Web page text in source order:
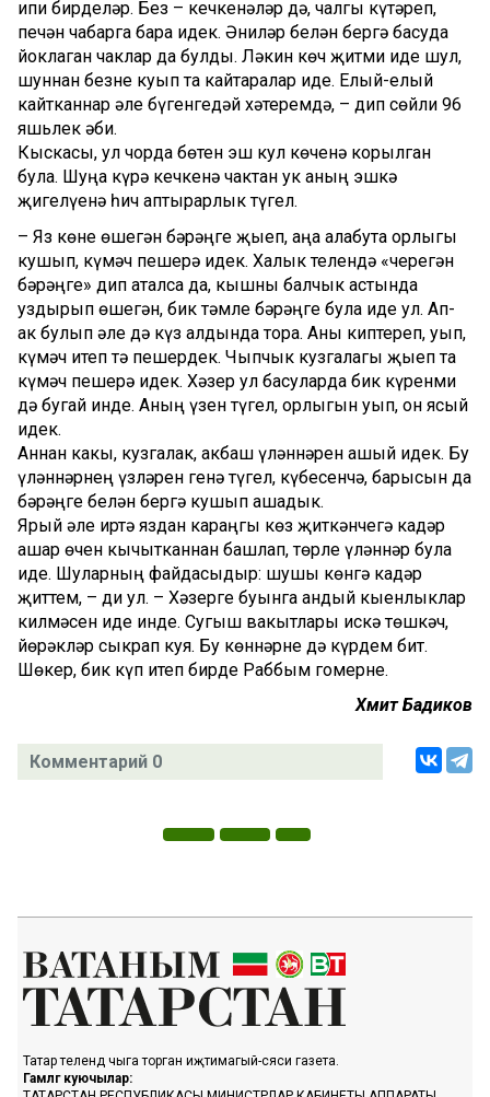
ипи бирделәр. Без – кечкенәләр дә, чалгы күтәреп,
печән чабарга бара идек. Әниләр белән бергә басуда
йоклаган чаклар да булды. Ләкин көч җитми иде шул,
шуннан безне куып та кайтаралар иде. Елый-елый
кайтканнар әле бүгенгедәй хәтеремдә, – дип сөйли 96
яшьлек әби.
Кыскасы, ул чорда бөтен эш кул көченә корылган
була. Шуңа күрә кечкенә чактан ук аның эшкә
җигелүенә һич аптырарлык түгел.
– Яз көне өшегән бәрәңге җыеп, аңа алабута орлыгы
кушып, күмәч пешерә идек. Халык телендә «черегән
бәрәңге» дип аталса да, кышны балчык астында
уздырып өшегән, бик тәмле бәрәңге була иде ул. Ап-
ак булып әле дә күз алдында тора. Аны киптереп, уып,
күмәч итеп тә пешердек. Чыпчык кузгалагы җыеп та
күмәч пешерә идек. Хәзер ул басуларда бик күренми
дә бугай инде. Аның үзен түгел, орлыгын уып, он ясый
идек.
Аннан какы, кузгалак, акбаш үләннәрен ашый идек. Бу
үләннәрнең үзләрен генә түгел, күбесенчә, барысын да
бәрәңге белән бергә кушып ашадык.
Ярый әле иртә яздан караңгы көз җиткәнчегә кадәр
ашар өчен кычытканнан башлап, төрле үләннәр була
иде. Шуларның файдасыдыр: шушы көнгә кадәр
җиттем, – ди ул. – Хәзерге буынга андый кыенлыклар
килмәсен иде инде. Сугыш вакытлары искә төшкәч,
йөрәкләр сыкрап куя. Бу көннәрне дә күрдем бит.
Шөкер, бик күп итеп бирде Раббым гомерне.
Хәмит Бадиков
Комментарий 0
Татар телендә чыга торган иҗтимагый-сәяси газета.
Гамәлгә куючылар: